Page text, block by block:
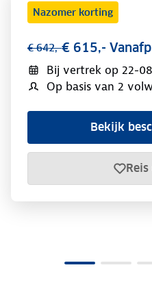
Nazomer korting
€ 642,-€ 615,-
Bij vertrek op 22-
Op basis van 2
Bekijk
Reis